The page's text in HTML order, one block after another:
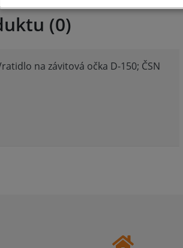
(0)
na závitová očka D-150; ČSN